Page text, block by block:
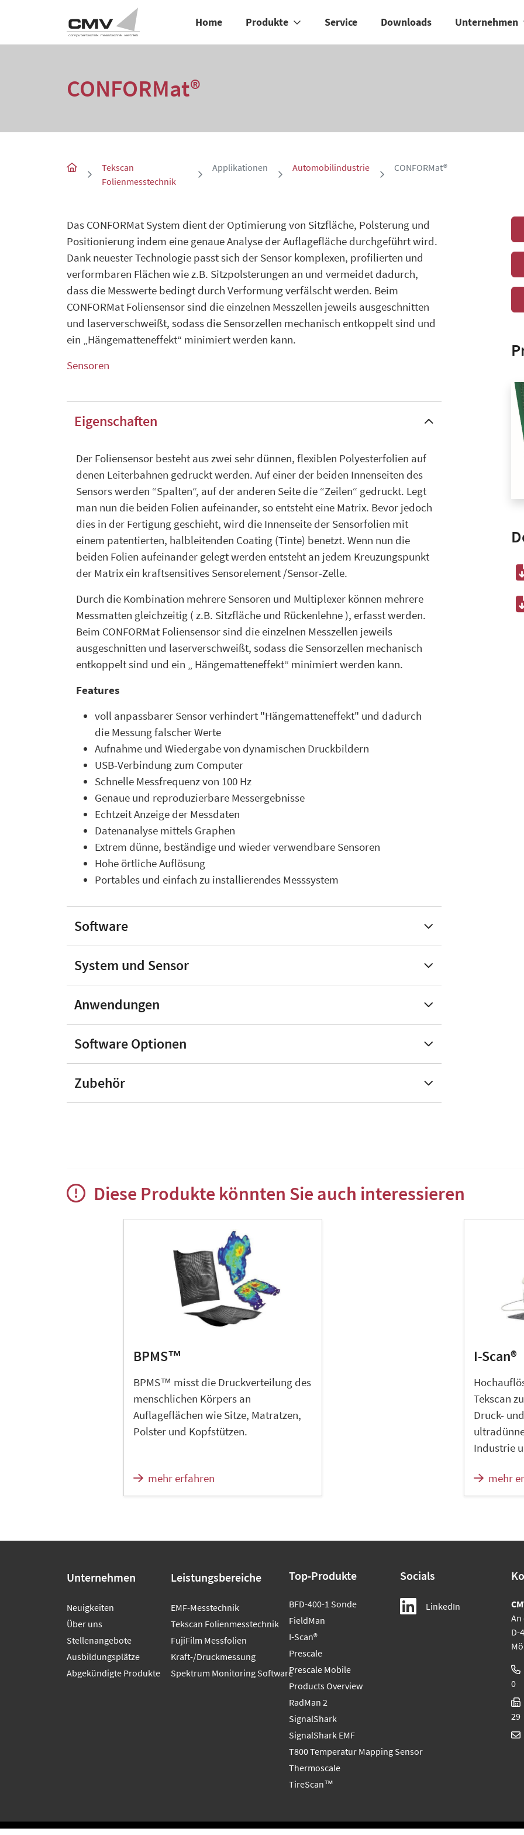
Home Produkte Service Downloads Unternehmen
CONFORMat®
Tekscan
Folienmesstechnik
Applikationen Automobilindustrie CONFORMat®
Das CONFORMat System dient der Optimierung von Sitzfläche, Polsterung und
Positionierung indem eine genaue Analyse der Auflagefläche durchgeführt wird.
Dank neuester Technologie passt sich der Sensor komplexen, profilierten und
verformbaren Flächen wie z.B. Sitzpolsterungen an und vermeidet dadurch,
dass die Messwerte bedingt durch Verformung verfälscht werden. Beim
CONFORMat Foliensensor sind die einzelnen Messzellen jeweils ausgeschnitten
und laserverschweißt, sodass die Sensorzellen mechanisch entkoppelt sind und
ein „Hängematteneffekt“ minimiert werden kann.
Sensoren
Eigenschaften
Der Foliensensor besteht aus zwei sehr dünnen, flexiblen Polyesterfolien auf
denen Leiterbahnen gedruckt werden. Auf einer der beiden Innenseiten des
Sensors werden “Spalten“, auf der anderen Seite die “Zeilen“ gedruckt. Legt
man nun die beiden Folien aufeinander, so entsteht eine Matrix. Bevor jedoch
dies in der Fertigung geschieht, wird die Innenseite der Sensorfolien mit
einem patentierten, halbleitenden Coating (Tinte) benetzt. Wenn nun die
beiden Folien aufeinander gelegt werden entsteht an jedem Kreuzungspunkt
der Matrix ein kraftsensitives Sensorelement /Sensor-Zelle.
Durch die Kombination mehrere Sensoren und Multiplexer können mehrere
Messmatten gleichzeitig ( z.B. Sitzfläche und Rückenlehne ), erfasst werden.
Beim CONFORMat Foliensensor sind die einzelnen Messzellen jeweils
ausgeschnitten und laserverschweißt, sodass die Sensorzellen mechanisch
entkoppelt sind und ein „ Hängematteneffekt“ minimiert werden kann.
Features
voll anpassbarer Sensor verhindert "Hängematteneffekt" und dadurch
die Messung falscher Werte
Aufnahme und Wiedergabe von dynamischen Druckbildern
USB-Verbindung zum Computer
Schnelle Messfrequenz von 100 Hz
Genaue und reproduzierbare Messergebnisse
Echtzeit Anzeige der Messdaten
Datenanalyse mittels Graphen
Extrem dünne, beständige und wieder verwendbare Sensoren
Hohe örtliche Auflösung
Portables und einfach zu installierendes Messsystem
Software
System und Sensor
Anwendungen
Software Optionen
Zubehör
Diese Produkte könnten Sie auch interessieren
BPMS™
BPMS™ misst die Druckverteilung des
menschlichen Körpers an
Auflageflächen wie Sitze, Matratzen,
Polster und Kopfstützen.
mehr erfahren
I-Scan®
Tekscan
Druck-
Industrie
mehr
Unternehmen
Neuigkeiten
Über uns
Stellenangebote
Ausbildungsplätze
Abgekündigte Produkte
Leistungsbereiche
EMF-Messtechnik
Tekscan Folienmesstechnik
FujiFilm Messfolien
Kraft-/Druckmessung
Spektrum Monitoring Software
Top-Produkte
BFD-400-1 Sonde
FieldMan
I-Scan®
Prescale
Prescale Mobile
Products Overview
RadMan 2
SignalShark
SignalShark EMF
T800 Temperatur Mapping Sensor
Thermoscale
TireScan™
Socials
LinkedIn
An
D-
0
29